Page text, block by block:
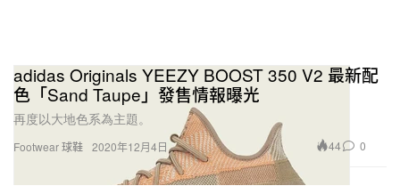
Footwear 球鞋
adidas Originals YEEZY BOOST 350 V2 最新配
色「Sand Taupe」發售情報曝光
再度以大地色系為主題。
2020年12月4日 44 0